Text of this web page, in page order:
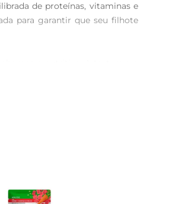
de proteínas, vitaminas e
para garantir que seu filhote